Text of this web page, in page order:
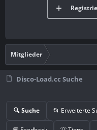
Mitglieder
Disco-Load.cc Suche
🔍 Suche 📂 Erweiterte